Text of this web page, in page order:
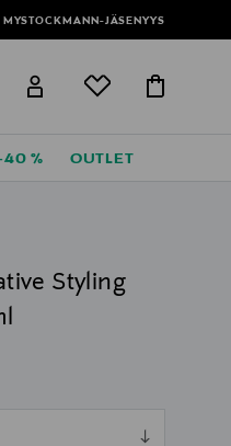
MYSTOCKMANN-JÄSENYYS
% OUTLET
Styling